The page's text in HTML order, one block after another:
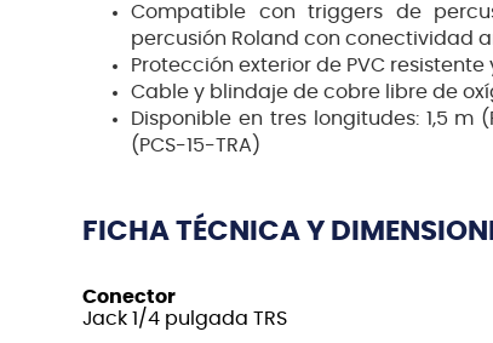
Compatible con triggers de
percusión Roland con conectividad
Protección exterior de PVC resistente
Cable y blindaje de cobre libre de
Disponible en tres longitudes: 1,5 m
(PCS-15-TRA)
FICHA TÉCNICA Y
Conector
Jack 1/4 pulgada TRS